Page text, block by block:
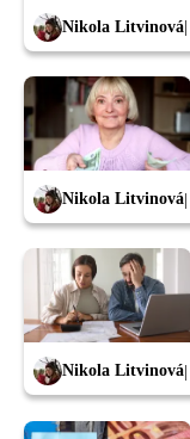
Nikola Litvinová
Nikola Litvinová
Nikola Litvinová